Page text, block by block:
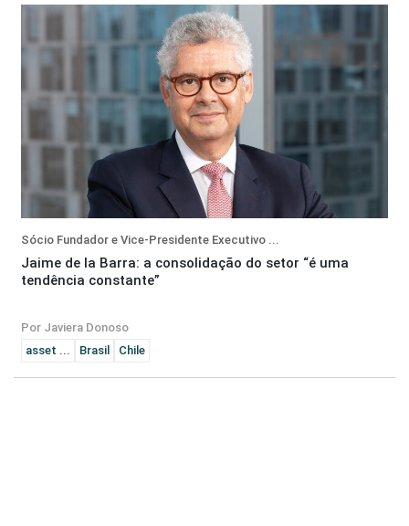
Sócio Fundador e Vice-Presidente Executivo ...
Jaime de la Barra: a consolidação do setor “é uma
tendência constante”
Por Javiera Donoso
asset ...
Brasil Chile